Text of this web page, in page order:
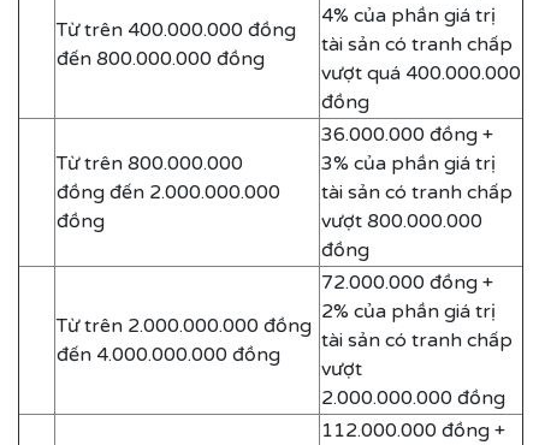
Từ trên 400.000.000 đồng
đến 800.000.000 đồng
4% của phần giá trị
tài sản có tranh chấp
vượt quá 400.000.000
đồng
Từ trên 800.000.000
đồng đến 2.000.000.000
đồng
36.000.000 đồng +
3% của phần giá trị
tài sản có tranh chấp
vượt 800.000.000
đồng
Từ trên 2.000.000.000 đồng
đến 4.000.000.000 đồng
72.000.000 đồng +
2% của phần giá trị
tài sản có tranh chấp
vượt
2.000.000.000 đồng
112.000.000 đồng +